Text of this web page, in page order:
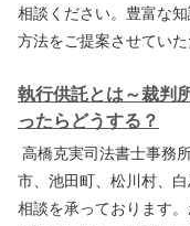
相談ください。豊富な
方法をご提案させていた
執行供託とは～裁判
ったらどうする？
高橋克実司法書士事務所
市、池田町、松川村、
相談を承っております